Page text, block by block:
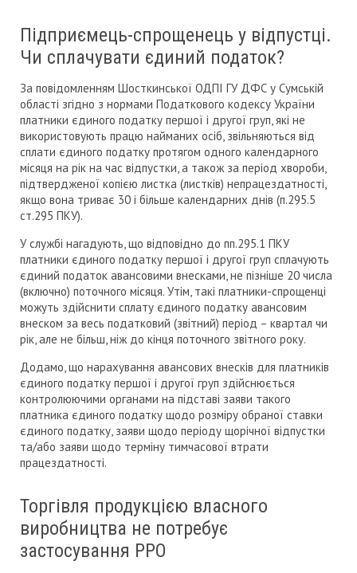
Підприємець-спрощенець у відпустці.
Чи сплачувати єдиний податок?
За повідомленням Шосткинської ОДПІ ГУ ДФС у Сумській
області згідно з нормами Податкового кодексу України
платники єдиного податку першої і другої груп, які не
використовують працю найманих осіб, звільняються від
сплати єдиного податку протягом одного календарного
місяця на рік на час відпустки, а також за період хвороби,
підтвердженої копією листка (листків) непрацездатності,
якщо вона триває 30 і більше календарних днів (п.295.5
ст.295 ПКУ).
У службі нагадують, що відповідно до пп.295.1 ПКУ
платники єдиного податку першої і другої груп сплачують
єдиний податок авансовими внесками, не пізніше 20 числа
(включно) поточного місяця. Утім, такі платники-спрощенці
можуть здійснити сплату єдиного податку авансовим
внеском за весь податковий (звітний) період – квартал чи
рік, але не більш, ніж до кінця поточного звітного року.
Додамо, що нарахування авансових внесків для платників
єдиного податку першої і другої груп здійснюється
контролюючими органами на підставі заяви такого
платника єдиного податку щодо розміру обраної ставки
єдиного податку, заяви щодо періоду щорічної відпустки
та/або заяви щодо терміну тимчасової втрати
працездатності.
Торгівля продукцією власного
виробництва не потребує
застосування РРО